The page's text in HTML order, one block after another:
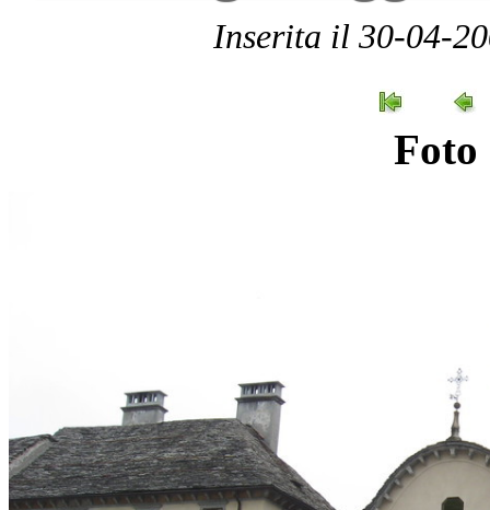
Inserita il 30-04-
Foto